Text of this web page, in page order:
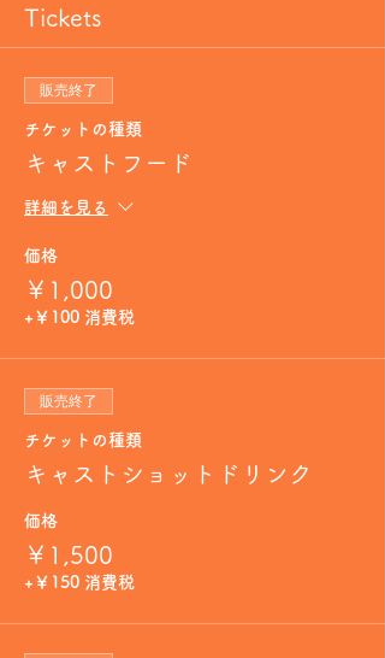
Tickets
販売終了
チケットの種類
キャストフード
詳細を見る
価格
￥1,000
+￥100 消費税
販売終了
チケットの種類
キャストショットドリンク
価格
￥1,500
+￥150 消費税